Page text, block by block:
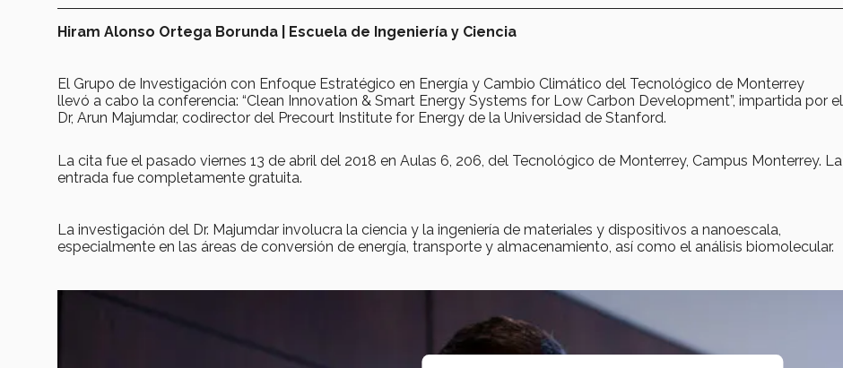
Hiram Alonso Ortega Borunda | Escuela de Ingeniería y Ciencia
El Grupo de Investigación con Enfoque Estratégico en Energía y Cambio Climático del Tecnológico de Monterrey
llevó a cabo la conferencia: “Clean Innovation & Smart Energy Systems for Low Carbon Development”, impartida por el
Dr, Arun Majumdar, codirector del Precourt Institute for Energy de la Universidad de Stanford.
La cita fue el pasado viernes 13 de abril del 2018 en Aulas 6, 206, del Tecnológico de Monterrey, Campus Monterrey. La
entrada fue completamente gratuita.
La investigación del Dr. Majumdar involucra la ciencia y la ingeniería de materiales y dispositivos a nanoescala,
especialmente en las áreas de conversión de energía, transporte y almacenamiento, así como el análisis biomolecular.